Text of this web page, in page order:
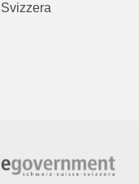
Svizzera